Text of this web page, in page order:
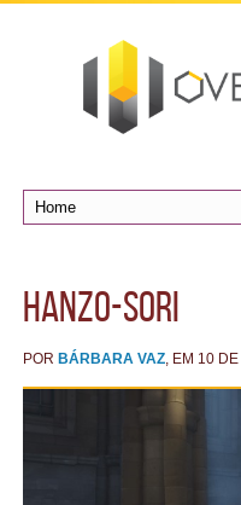
hanzo-sori
POR BÁRBARA VAZ, EM 10